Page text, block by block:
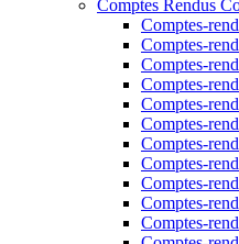
Comptes Rendus
Comptes-
Comptes-
Comptes-
Comptes-
Comptes-
Comptes-
Comptes-
Comptes-
Comptes-
Comptes-
Comptes-